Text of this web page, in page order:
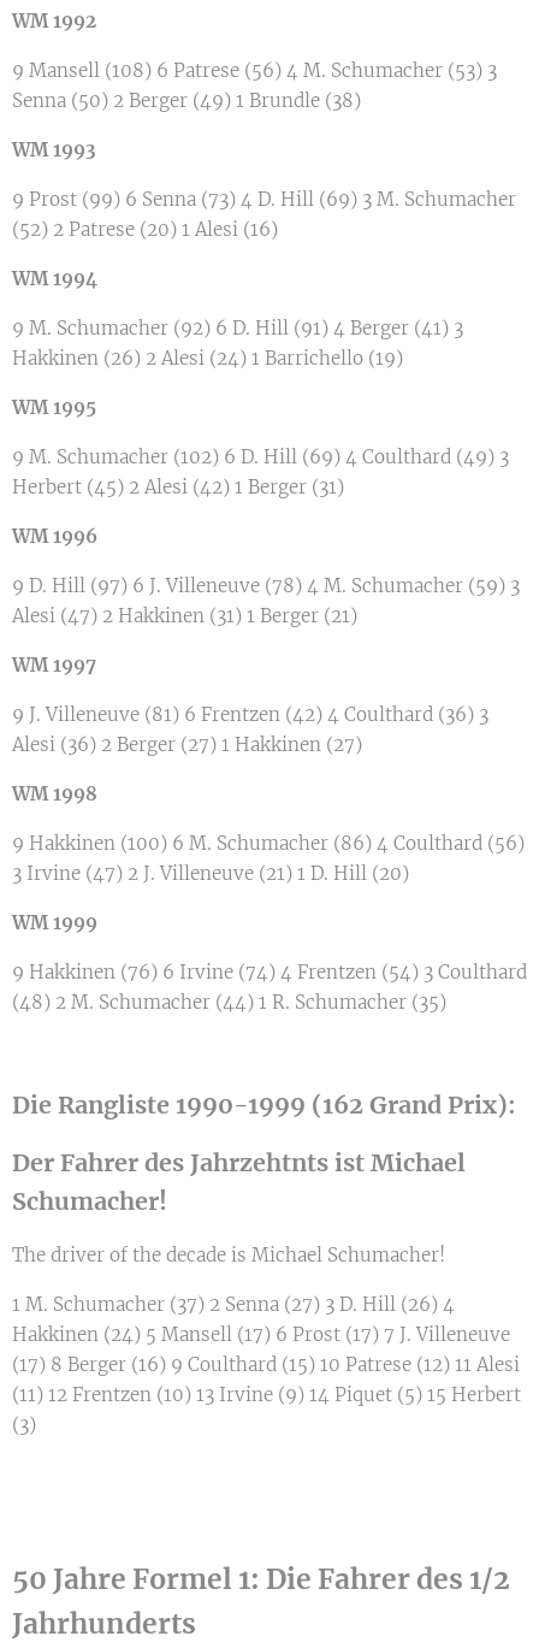
WM 1992
9 Mansell (108) 6 Patrese (56) 4 M. Schumacher (53) 3
Senna (50) 2 Berger (49) 1 Brundle (38)
WM 1993
9 Prost (99) 6 Senna (73) 4 D. Hill (69) 3 M. Schumacher
(52) 2 Patrese (20) 1 Alesi (16)
WM 1994
9 M. Schumacher (92) 6 D. Hill (91) 4 Berger (41) 3
Hakkinen (26) 2 Alesi (24) 1 Barrichello (19)
WM 1995
9 M. Schumacher (102) 6 D. Hill (69) 4 Coulthard (49) 3
Herbert (45) 2 Alesi (42) 1 Berger (31)
WM 1996
9 D. Hill (97) 6 J. Villeneuve (78) 4 M. Schumacher (59) 3
Alesi (47) 2 Hakkinen (31) 1 Berger (21)
WM 1997
9 J. Villeneuve (81) 6 Frentzen (42) 4 Coulthard (36) 3
Alesi (36) 2 Berger (27) 1 Hakkinen (27)
WM 1998
9 Hakkinen (100) 6 M. Schumacher (86) 4 Coulthard (56)
3 Irvine (47) 2 J. Villeneuve (21) 1 D. Hill (20)
WM 1999
9 Hakkinen (76) 6 Irvine (74) 4 Frentzen (54) 3 Coulthard
(48) 2 M. Schumacher (44) 1 R. Schumacher (35)
Die Rangliste 1990-1999 (162 Grand Prix):
Der Fahrer des Jahrzehtnts ist Michael
Schumacher!
The driver of the decade is Michael Schumacher!
1 M. Schumacher (37) 2 Senna (27) 3 D. Hill (26) 4
Hakkinen (24) 5 Mansell (17) 6 Prost (17) 7 J. Villeneuve
(17) 8 Berger (16) 9 Coulthard (15) 10 Patrese (12) 11 Alesi
(11) 12 Frentzen (10) 13 Irvine (9) 14 Piquet (5) 15 Herbert
(3)
50 Jahre Formel 1: Die Fahrer des 1/2
Jahrhunderts